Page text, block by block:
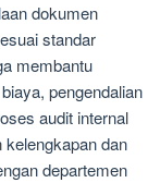
dokumen
standar
membantu
pengendalian
audit internal
dan
departemen